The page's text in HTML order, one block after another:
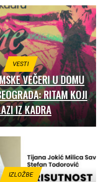
VESTI
VEČERI U DOMU
RITAM KOJI
IZ KADRA
IZLOŽBE